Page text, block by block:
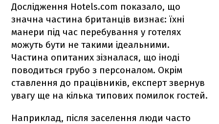
Дослідження Hotels.com показало, що
значна частина британців визнає: їхні
манери під час перебування у готелях
можуть бути не такими ідеальними.
Частина опитаних зізналася, що іноді
поводиться грубо з персоналом. Окрім
ставлення до працівників, експерт звернув
увагу ще на кілька типових помилок гостей.
Наприклад, після заселення люди часто